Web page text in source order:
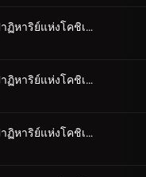
ตอนที่ 415 ปาฏิหาริย์แห่งโคชิเอน ไม่ยอมแพ้ปิศาจที่มองไม่เห็น (ตอนพิเศษ ตอนที่ 2) ยอดนักสืบจิ๋วโค__.
ตอนที่ 416 ปาฏิหาริย์แห่งโคชิเอน ไม่ยอมแพ้ปิศาจที่มองไม่เห็น (ตอนพิเศษ ตอนที่ 3) ยอดนักสืบจิ๋วโค__.
ตอนที่ 417 ปาฏิหาริย์แห่งโคชิเอน ไม่ยอมแพ้ปิศาจที่มองไม่เห็น (ตอนพิเศษ ตอนจบ) ยอดนักสืบจิ๋วโคนั_.